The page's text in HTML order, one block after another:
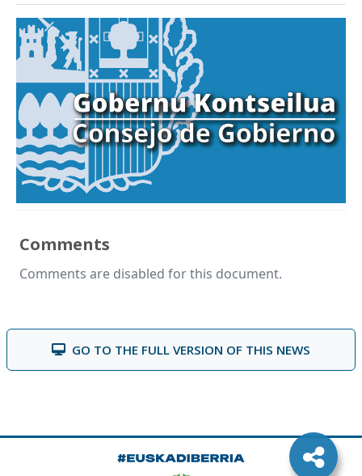
Comments
Comments are disabled for this document.
GO TO THE FULL VERSION OF THIS NEWS